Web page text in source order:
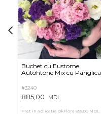
Buchet cu Eustome
Autohtone Mix cu Panglica
#3240
885,00 MDL
Pret in aplicatia OkFlora 855,00 MDL